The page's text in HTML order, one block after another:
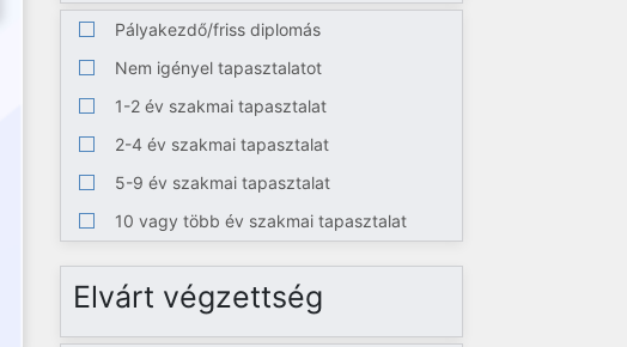
Pályakezdő/friss diplomás
Nem igényel tapasztalatot
1-2 év szakmai tapasztalat
2-4 év szakmai tapasztalat
5-9 év szakmai tapasztalat
10 vagy több év szakmai tapasztalat
Elvárt végzettség